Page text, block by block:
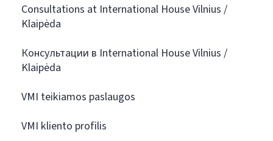
Consultations at International House Vilnius /
Klaipėda
Консультации в International House Vilnius /
Klaipėda
VMI teikiamos paslaugos
VMI kliento profilis